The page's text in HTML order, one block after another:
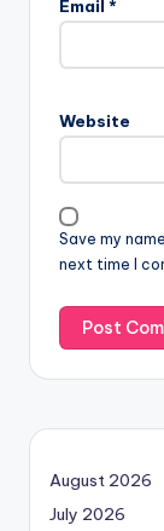
Email *
Website
Save my
next time I
August 2026
July 2026